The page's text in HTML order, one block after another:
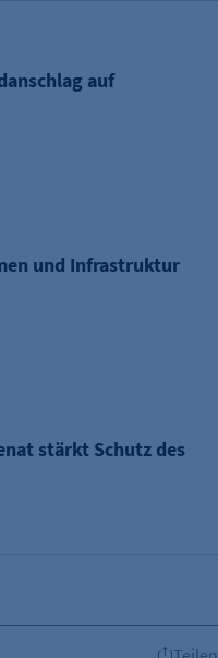
auf
und Infrastruktur
stärkt Schutz des